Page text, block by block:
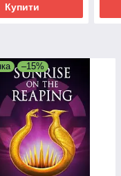
Купити
–15%